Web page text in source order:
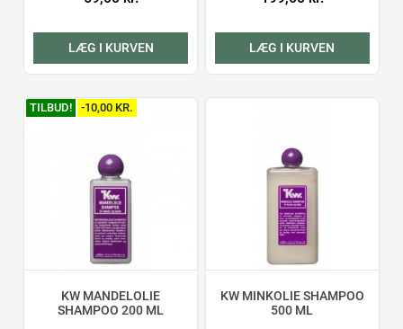
LÆG I KURVEN LÆG I KURVEN
KW MANDELOLIE
SHAMPOO 200 ML
TILBUD! -10,00 KR.
KW MINKOLIE SHAMPOO
500 ML